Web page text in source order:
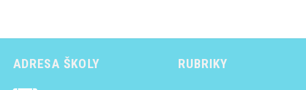
ADRESA ŠKOLY RUBRIKY